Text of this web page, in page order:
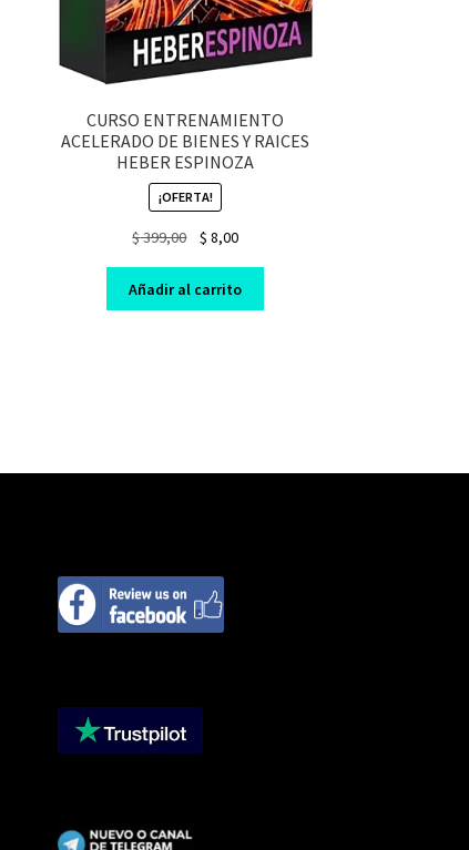
CURSO ENTRENAMIENTO
ACELERADO DE BIENES Y RAICES
HEBER ESPINOZA
¡OFERTA!
$399,00
Original
was:
$ 399,00.
$ 8,00Current
is:
$ 8,00.
Añadir al carrito